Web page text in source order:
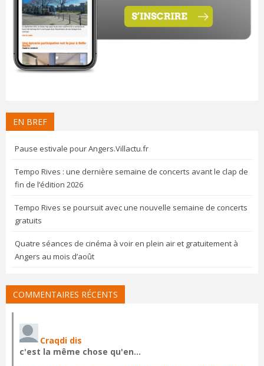
EN BREF
Pause estivale pour Angers.Villactu.fr
Tempo Rives : une dernière semaine de concerts avant le clap de
fin de l’édition 2026
Tempo Rives se poursuit avec une nouvelle semaine de concerts
gratuits
Quatre séances de cinéma à voir en plein air et gratuitement à
Angers au mois d’août
COMMENTAIRES RÉCENTS
Craqdi dis
c'est la même chose qu'en…